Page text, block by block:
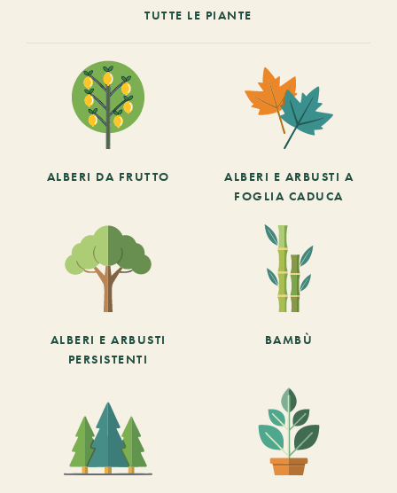
TUTTE LE PIANTE
ALBERI DA FRUTTO
ALBERI E ARBUSTI A
FOGLIA CADUCA
ALBERI E ARBUSTI
PERSISTENTI
BAMBÙ